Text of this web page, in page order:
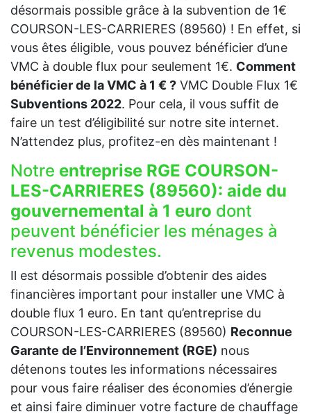
désormais possible grâce à la subvention de 1€
COURSON-LES-CARRIERES (89560) ! En effet, si
vous êtes éligible, vous pouvez bénéficier d’une
VMC à double flux pour seulement 1€. Comment
bénéficier de la VMC à 1 € ? VMC Double Flux 1€
Subventions 2022. Pour cela, il vous suffit de
faire un test d’éligibilité sur notre site internet.
N’attendez plus, profitez-en dès maintenant !
Notre entreprise RGE COURSON-
LES-CARRIERES (89560): aide du
gouvernemental à 1 euro dont
peuvent bénéficier les ménages à
revenus modestes.
Il est désormais possible d’obtenir des aides
financières important pour installer une VMC à
double flux 1 euro. En tant qu’entreprise du
COURSON-LES-CARRIERES (89560) Reconnue
Garante de l’Environnement (RGE) nous
détenons toutes les informations nécessaires
pour vous faire réaliser des économies d’énergie
et ainsi faire diminuer votre facture de chauffage